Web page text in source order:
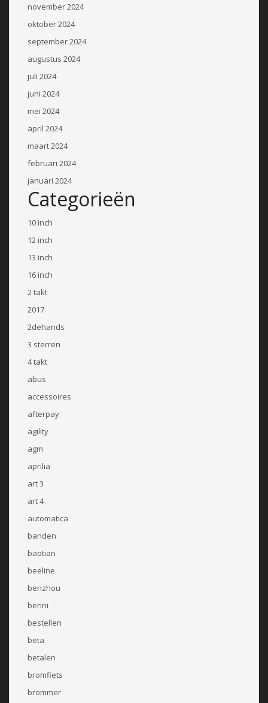
november 2024
oktober 2024
september 2024
augustus 2024
juli 2024
juni 2024
mei 2024
april 2024
maart 2024
februari 2024
januari 2024
Categorieën
10 inch
12 inch
13 inch
16 inch
2 takt
2017
2dehands
3 sterren
4 takt
abus
accessoires
afterpay
agility
agm
aprilia
art 3
art 4
automatica
banden
baotian
beeline
benzhou
berini
bestellen
beta
betalen
bromfiets
brommer